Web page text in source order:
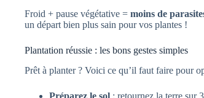
Froid + pause végétative = moins de
un départ bien plus sain pour vos plantes !
Plantation réussie : les bons gestes simples
Prêt à planter ? Voici ce qu’il faut faire pour